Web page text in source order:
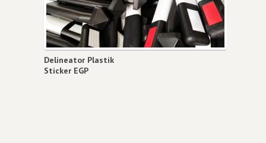
Delineator Plastik
Sticker EGP